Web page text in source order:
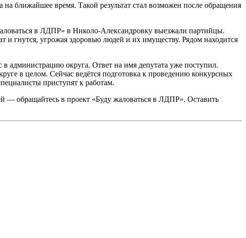
ближайшее время. Такой результат стал возможен после обращения
в ЛДПР» в Николо-Александровку выезжали партийцы.
и гнутся, угрожая здоровью людей и их имуществу. Рядом находится
администрацию округа. Ответ на имя депутата уже поступил.
в целом. Сейчас ведётся подготовка к проведению конкурсных
приступят к работам.
— обращайтесь в проект «Буду жаловаться в ЛДПР». Оставить